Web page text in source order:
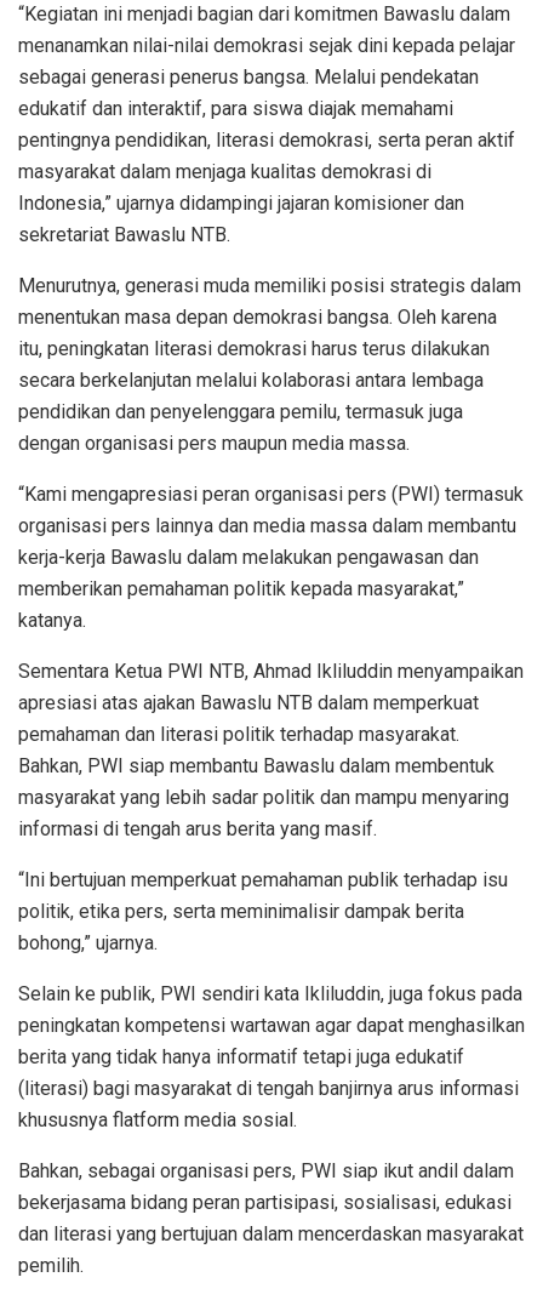
“Kegiatan ini menjadi bagian dari komitmen Bawaslu dalam
menanamkan nilai-nilai demokrasi sejak dini kepada pelajar
sebagai generasi penerus bangsa. Melalui pendekatan
edukatif dan interaktif, para siswa diajak memahami
pentingnya pendidikan, literasi demokrasi, serta peran aktif
masyarakat dalam menjaga kualitas demokrasi di
Indonesia,” ujarnya didampingi jajaran komisioner dan
sekretariat Bawaslu NTB.
Menurutnya, generasi muda memiliki posisi strategis dalam
menentukan masa depan demokrasi bangsa. Oleh karena
itu, peningkatan literasi demokrasi harus terus dilakukan
secara berkelanjutan melalui kolaborasi antara lembaga
pendidikan dan penyelenggara pemilu, termasuk juga
dengan organisasi pers maupun media massa.
“Kami mengapresiasi peran organisasi pers (PWI) termasuk
organisasi pers lainnya dan media massa dalam membantu
kerja-kerja Bawaslu dalam melakukan pengawasan dan
memberikan pemahaman politik kepada masyarakat,”
katanya.
Sementara Ketua PWI NTB, Ahmad Ikliluddin menyampaikan
apresiasi atas ajakan Bawaslu NTB dalam memperkuat
pemahaman dan literasi politik terhadap masyarakat.
Bahkan, PWI siap membantu Bawaslu dalam membentuk
masyarakat yang lebih sadar politik dan mampu menyaring
informasi di tengah arus berita yang masif.
“Ini bertujuan memperkuat pemahaman publik terhadap isu
politik, etika pers, serta meminimalisir dampak berita
bohong,” ujarnya.
Selain ke publik, PWI sendiri kata Ikliluddin, juga fokus pada
peningkatan kompetensi wartawan agar dapat menghasilkan
berita yang tidak hanya informatif tetapi juga edukatif
(literasi) bagi masyarakat di tengah banjirnya arus informasi
khususnya flatform media sosial.
Bahkan, sebagai organisasi pers, PWI siap ikut andil dalam
bekerjasama bidang peran partisipasi, sosialisasi, edukasi
dan literasi yang bertujuan dalam mencerdaskan masyarakat
pemilih.